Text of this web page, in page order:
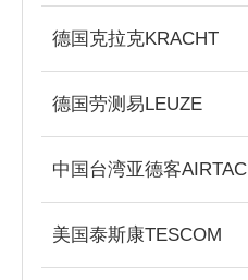
德国克拉克KRACHT
德国劳测易LEUZE
中国台湾亚德客AIRTAC
美国泰斯康TESCOM